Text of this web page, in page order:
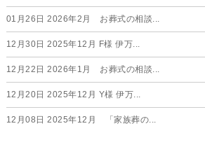
01月26日 2026年2月 お葬式の相談...
12月30日 2025年12月 F様 伊万...
12月22日 2026年1月 お葬式の相談...
12月20日 2025年12月 Y様 伊万...
12月08日 2025年12月 「家族葬の...